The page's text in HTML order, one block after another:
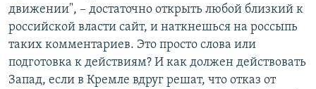
движении", – достаточно открыть любой близкий к
российской власти сайт, и наткнешься на россыпь
таких комментариев. Это просто слова или
подготовка к действиям? И как должен действовать
Запад, если в Кремле вдруг решат, что отказ от